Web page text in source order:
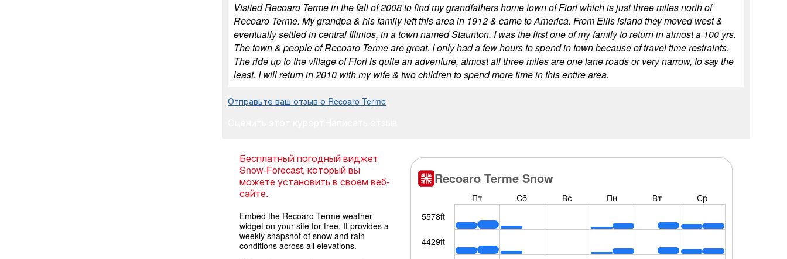
Visited Recoaro Terme in the fall of 2008 to find my grandfathers home town of Fiori which is just three miles north of
Recoaro Terme. My grandpa & his family left this area in 1912 & came to America. From Ellis island they moved west &
eventually settled in central Illinios, in a town named Staunton. I was the first one of my family to return in almost a 100 yrs.
The town & people of Recoaro Terme are great. I only had a few hours to spend in town because of travel time restraints.
The ride up to the village of Fiori is quite an adventure, almost all three miles are one lane roads or very narrow, to say the
least. I will return in 2010 with my wife & two children to spend more time in this entire area.
Отправьте ваш отзыв о Recoaro Terme
Бесплатный погодный виджет
Snow-Forecast, который вы
можете установить в своем веб-
сайте.
Embed the Recoaro Terme weather
widget on your site for free. It provides a
weekly snapshot of snow and rain
conditions across all elevations.